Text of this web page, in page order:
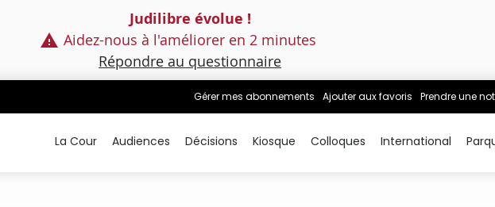
Judilibre évolue !
Aidez-nous à l'améliorer en 2 minutes
Répondre au questionnaire
Gérer mes abonnements Ajouter aux favoris Prendre une
La Cour Audiences Décisions Kiosque Colloques International